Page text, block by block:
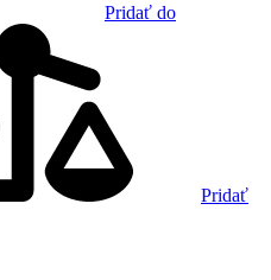
Pridať do
Pridať